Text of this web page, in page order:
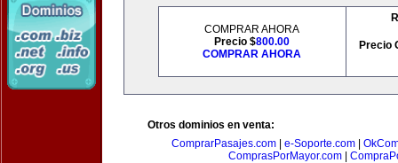
COMPRAR AHORA
Precio $800.00
COMPRAR AHORA
Precio
Otros dominios en venta:
ComprarPasajes.com
e-Soporte.com
ComprasPorMayor.com|